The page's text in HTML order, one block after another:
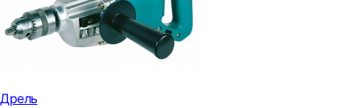
Дрель